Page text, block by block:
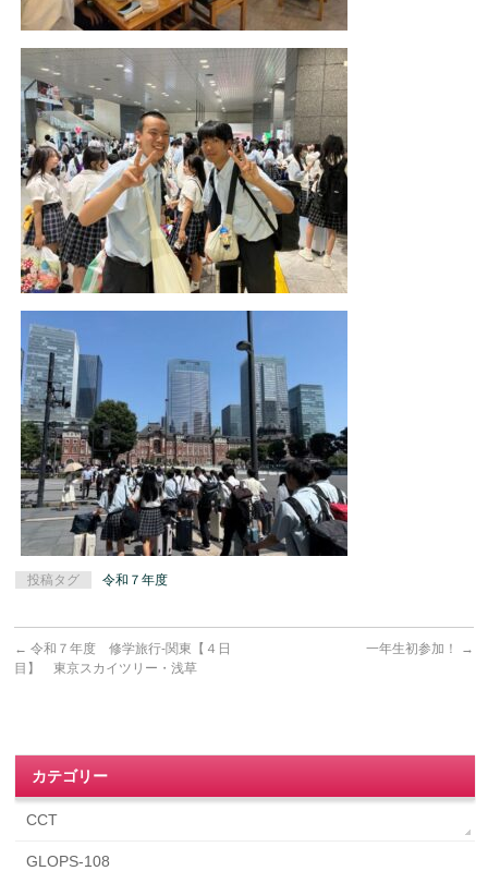
投稿タグ 令和７年度
← 令和７年度 修学旅行-関東【４日
目】 東京スカイツリー・浅草
一年生初参加！ →
カテゴリー
CCT
GLOPS-108